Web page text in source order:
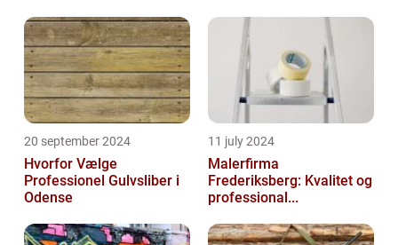
20 september 2024
Hvorfor Vælge
Professionel Gulvsliber i
Odense
11 july 2024
Malerfirma
Frederiksberg: Kvalitet og
professional...